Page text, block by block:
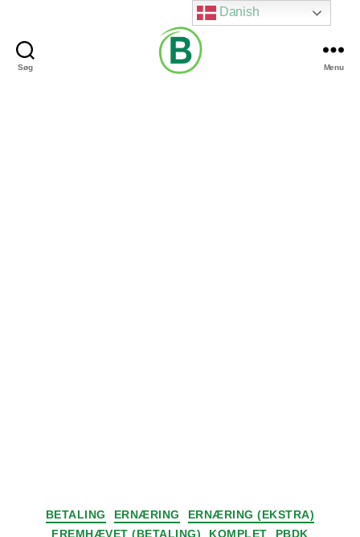
Søg Menu
Kategorier
BETALING ERNÆRING
ERNÆRING (EKSTRA)
FREMHÆVET (BETALING)
KOMPLET PBDK
Danish